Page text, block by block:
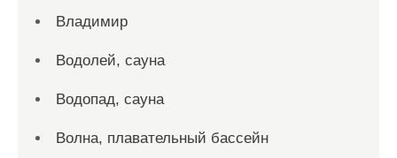
Владимир
Водолей, сауна
Водопад, сауна
Волна, плавательный бассейн